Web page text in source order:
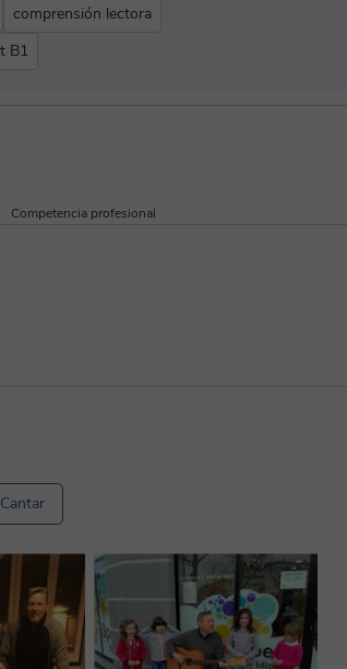
comprensión lectora
B1
Competencia profesional
Cantar